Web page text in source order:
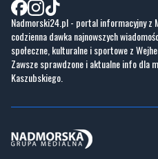
Nadmorski24.pl - portal informacyjny z
codzienna dawka najnowszych
społeczne, kulturalne i sportowe z
Zawsze sprawdzone i aktualne info dla
Kaszubskiego.